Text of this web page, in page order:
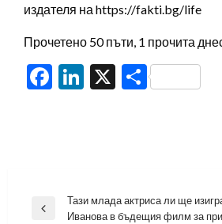
издателя на https://fakti.bg/life
Прочетено 50 пъти, 1 прочита
Facebook
LinkedIn
X Share
Навигация
Previous
Тази млада актриса ли ще
Иванова в бъдещия филм за